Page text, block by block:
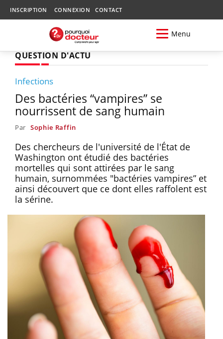
INSCRIPTION CONNEXION CONTACT
Menu
QUESTION D'ACTU
Infections
Des bactéries “vampires” se
nourrissent de sang humain
Par Sophie Raffin
Des chercheurs de l'université de l'État de
Washington ont étudié des bactéries
mortelles qui sont attirées par le sang
humain, surnommées "bactéries vampires” et
ainsi découvert que ce dont elles raffolent est
la sérine.